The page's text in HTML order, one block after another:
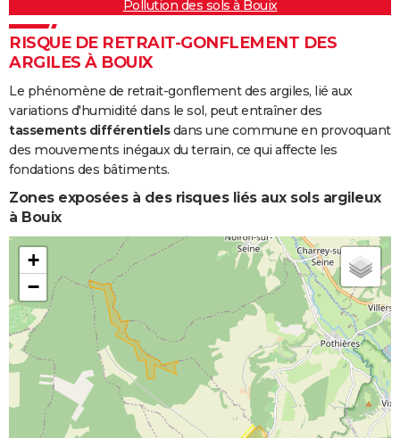
Pollution des sols à Bouix
RISQUE DE RETRAIT-GONFLEMENT DES
ARGILES À BOUIX
Le phénomène de retrait-gonflement des argiles, lié aux
variations d'humidité dans le sol, peut entraîner des
tassements différentielsdans une commune en provoquant
des mouvements inégaux du terrain, ce qui affecte les
fondations des bâtiments.
Zones exposées à des risques liés aux sols argileux
à Bouix
+
−